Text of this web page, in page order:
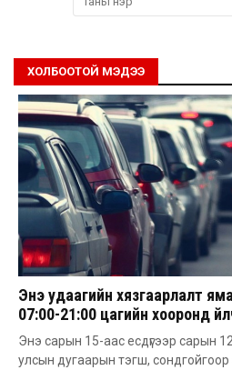
ХОЛБООТОЙ МЭДЭЭ
Энэ удаагийн хязгаарлалт
07:00-21:00 цагийн хооронд
Энэ сарын 15-аас есдүгээр сарын
улсын дугаарын тэгш,